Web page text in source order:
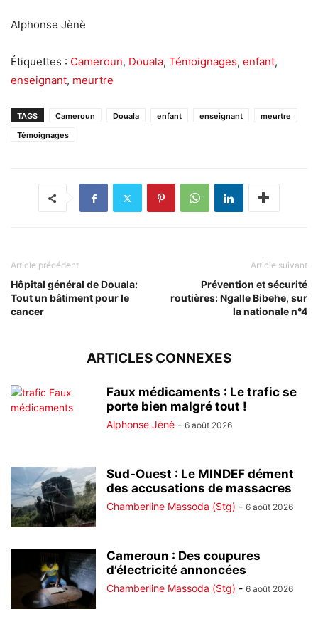
Alphonse Jènè
Étiquettes : Cameroun, Douala, Témoignages, enfant,
enseignant, meurtre
TAGS Cameroun Douala enfant enseignant
meurtre
Témoignages
Article précédent
Hôpital général de Douala:
Tout un bâtiment pour le
cancer
Article suivant
Prévention et sécurité
routières: Ngalle Bibehe, sur
la nationale n°4
ARTICLES CONNEXES
Faux médicaments : Le trafic se
porte bien malgré tout !
Alphonse Jènè - 6 août 2026
Sud-Ouest : Le MINDEF dément
des accusations de massacres
Chamberline Massoda (Stg) - 6 août 2026
Cameroun : Des coupures
d’électricité annoncées
Chamberline Massoda (Stg) - 6 août 2026